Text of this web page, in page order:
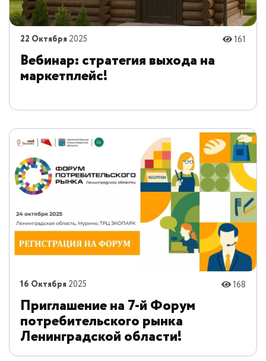
22 Октября 2025 161
Вебинар: стратегия выхода на
маркетплейс!
16 Октября 2025 168
Приглашение на 7-й Форум
потребительского рынка
Ленинградской области!